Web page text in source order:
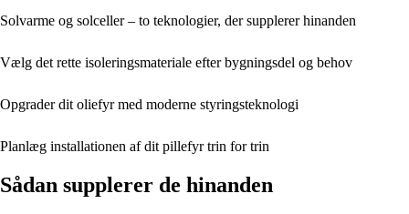
Solvarme og solceller – to teknologier, der supplerer hinanden
Vælg det rette isoleringsmateriale efter bygningsdel og behov
Opgrader dit oliefyr med moderne styringsteknologi
Planlæg installationen af dit pillefyr trin for trin
Sådan supplerer de hinanden